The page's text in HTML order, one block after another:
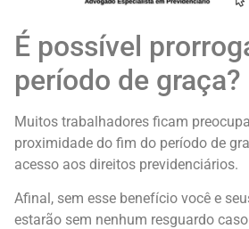
É possível
período de graça?
Muitos trabalhadores ficam
proximidade do fim do período de
acesso aos direitos previdenciários.
Afinal, sem esse benefício você e
estarão sem nenhum resguardo